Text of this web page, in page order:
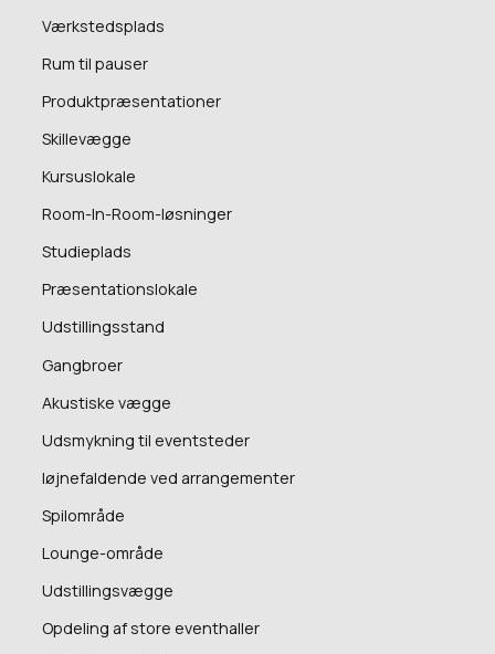
Værkstedsplads
Rum til pauser
Produktpræsentationer
Skillevægge
Kursuslokale
Room-In-Room-løsninger
Studieplads
Præsentationslokale
Udstillingsstand
Gangbroer
Akustiske vægge
Udsmykning til eventsteder
Iøjnefaldende ved arrangementer
Spilområde
Lounge-område
Udstillingsvægge
Opdeling af store eventhaller